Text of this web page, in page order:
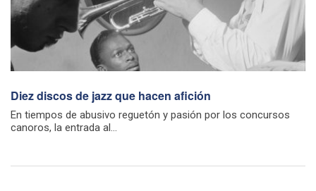
Diez discos de jazz que hacen afición
En tiempos de abusivo reguetón y pasión por los concursos
canoros, la entrada al...